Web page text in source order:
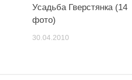
Усадьба Гверстянка (14
фото)
30.04.2010